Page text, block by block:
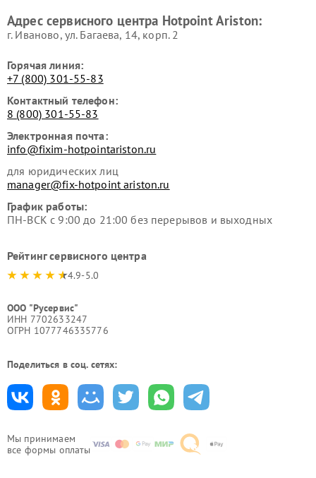
Мы принимаем
все формы оплаты
Ariston
Hotpoint Ariston
Адрес сервисного центра Hotpoint Ariston:
г. Иваново, ул. Багаева, 14, корп. 2
Горячая линия:
+7 (800) 301-55-83
Контактный телефон:
8 (800) 301-55-83
Электронная почта:
info@fixim-hotpointariston.ru
для юридических лиц
manager@fix-hotpoint ariston.ru
График работы:
ПН-ВСК с 9:00 до 21:00 без перерывов и выходных
Рейтинг сервисного центра
4.9-5.0
ООО "Русервис"
ИНН 7702633247
ОГРН 1077746335776
Поделиться в соц. сетях: